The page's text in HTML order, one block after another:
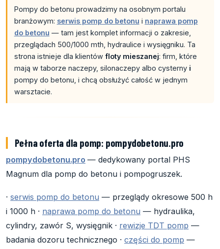
Pompy do betonu prowadzimy na osobnym portalu
branżowym: serwis pomp do betonu i naprawa pomp
do betonu — tam jest komplet informacji o zakresie,
przeglądach 500/1000 mth, hydraulice i wysięgniku. Ta
strona istnieje dla klientów floty mieszanej: firm, które
mają w taborze naczepy, silonaczepy albo cysterny i
pompy do betonu, i chcą obsłużyć całość w jednym
warsztacie.
Pełna oferta dla pomp: pompydobetonu.pro
pompydobetonu.pro — dedykowany portal PHS
Magnum dla pomp do betonu i pompogruszek.
· serwis pomp do betonu — przeglądy okresowe 500 h
i 1000 h · naprawa pomp do betonu — hydraulika,
cylindry, zawór S, wysięgnik · rewizje TDT pomp —
badania dozoru technicznego · części do pomp —